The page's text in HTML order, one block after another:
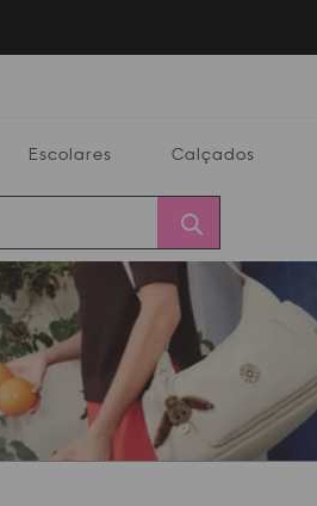
Escolares Calçados
Calçados